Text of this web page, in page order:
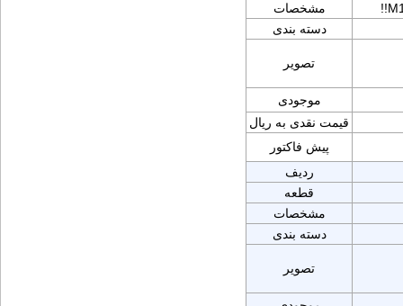
مشخصات
دسته بندی
تصویر
موجودی
قیمت نقدی به ریال
پیش فاکتور
ردیف
قطعه
مشخصات
دسته بندی
تصویر